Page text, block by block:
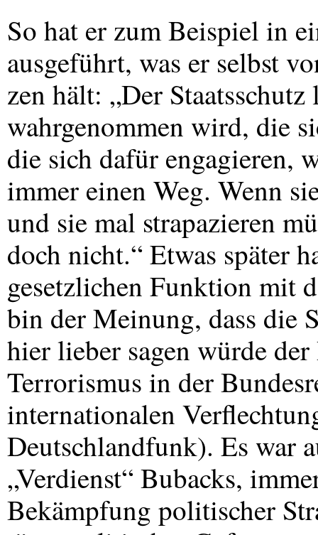
So hat er zum Beispiel in
ausgeführt, was er selbst
zen hält: „Der
wahrgenommen wird, die
die sich dafür engagieren,
immer einen Weg. Wenn
und sie mal strapazieren
doch nicht.“ Etwas später
gesetzlichen Funktion mit
bin der Meinung, dass die
hier lieber sagen würde
Terrorismus in der
internationalen
Deutschlandfunk). Es war
„Verdienst“ Bubacks,
Bekämpfung politischer